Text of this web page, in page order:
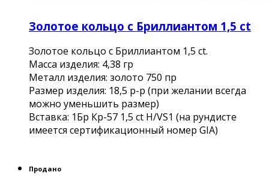
Золотое кольцо c Бриллиантом 1,5 ct
Золотое кольцо c Бриллиантом 1,5 ct.
Масса изделия: 4,38 гр
Металл изделия: золото 750 пр
Размер изделия: 18,5 р-р (при желании всегда
можно уменьшить размер)
Вставка: 1Бр Кр-57 1,5 ct H/VS1 (на рундисте
имеется сертификационный номер GIA)
Продано